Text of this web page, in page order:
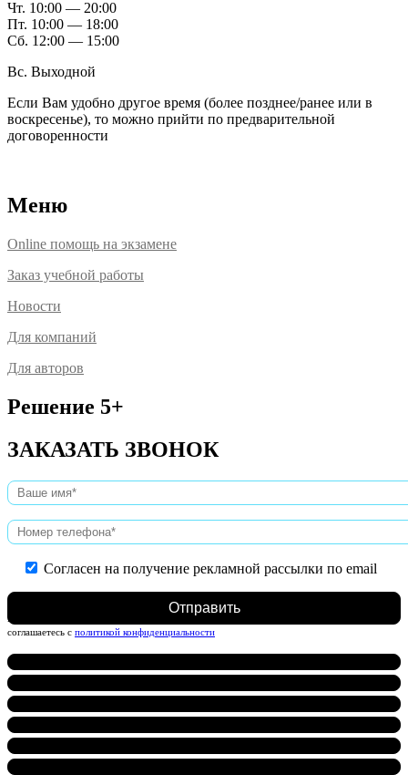
Чт. 10:00 — 20:00
Пт. 10:00 — 18:00
Сб. 12:00 — 15:00
Вс. Выходной
Если Вам удобно другое время (более позднее/ранее или в
воскресенье), то можно прийти по предварительной
договоренности
Меню
Online помощь на экзамене
Заказ учебной работы
Новости
Для компаний
Для авторов
Решение 5+
ЗАКАЗАТЬ ЗВОНОК
Согласен на получение рекламной рассылки по email
Нажимая на кнопку, вы даете согласие на обработку персональных данных и
соглашаетесь c политикой конфиденциальности